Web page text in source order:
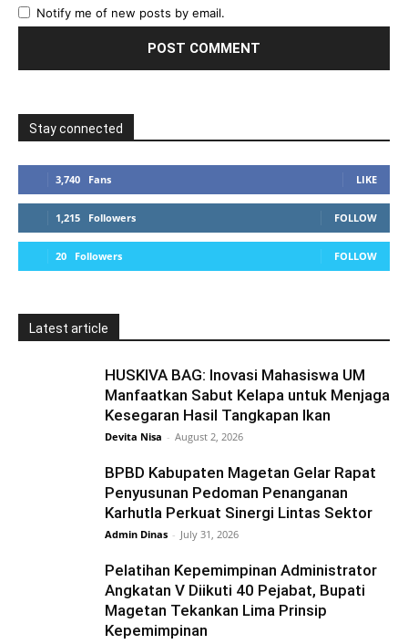
Notify me of new posts by email.
Stay connected
3,740 Fans LIKE
1,215 Followers FOLLOW
20 Followers FOLLOW
Latest article
HUSKIVA BAG: Inovasi Mahasiswa UM
Manfaatkan Sabut Kelapa untuk Menjaga
Kesegaran Hasil Tangkapan Ikan
Devita Nisa - August 2, 2026
BPBD Kabupaten Magetan Gelar Rapat
Penyusunan Pedoman Penanganan
Karhutla Perkuat Sinergi Lintas Sektor
Admin Dinas - July 31, 2026
Pelatihan Kepemimpinan Administrator
Angkatan V Diikuti 40 Pejabat, Bupati
Magetan Tekankan Lima Prinsip
Kepemimpinan